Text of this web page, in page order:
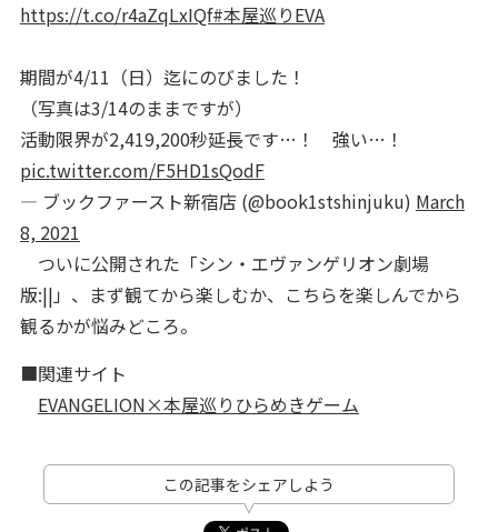
https://t.co/r4aZqLxIQf#本屋巡りEVA
期間が4/11（日）迄にのびました！
（写真は3/14のままですが）
活動限界が2,419,200秒延長です…！ 強い…！
pic.twitter.com/F5HD1sQodF
— ブックファースト新宿店 (@book1stshinjuku) March
8, 2021
ついに公開された「シン・エヴァンゲリオン劇場
版:||」、まず観てから楽しむか、こちらを楽しんでから
観るかが悩みどころ。
■関連サイト
EVANGELION×本屋巡りひらめきゲーム
この記事をシェアしよう